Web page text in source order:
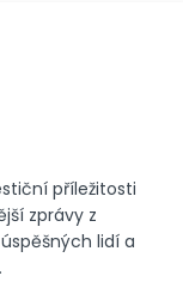
příležitosti
zprávy z
lidí a